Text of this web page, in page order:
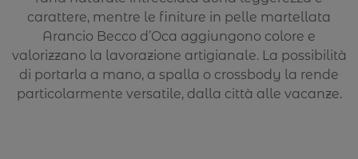
carattere, mentre le finiture in pelle martellata
Arancio Becco d’Oca aggiungono colore e
valorizzano la lavorazione artigianale. La possibilità
di portarla a mano, a spalla o crossbody la rende
particolarmente versatile, dalla città alle vacanze.